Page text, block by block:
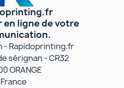
en ligne de votre
- Rapidoprinting.fr
sérignan - CR32
ORANGE
France